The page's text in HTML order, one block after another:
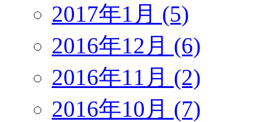
2017年1月 (5)
2016年12月 (6)
2016年11月 (2)
2016年10月 (7)